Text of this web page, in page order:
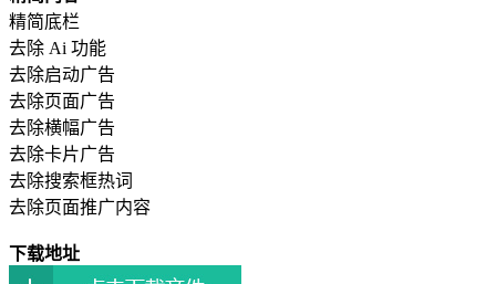
精简底栏
去除 Ai 功能
去除启动广告
去除页面广告
去除横幅广告
去除卡片广告
去除搜索框热词
去除页面推广内容
下载地址